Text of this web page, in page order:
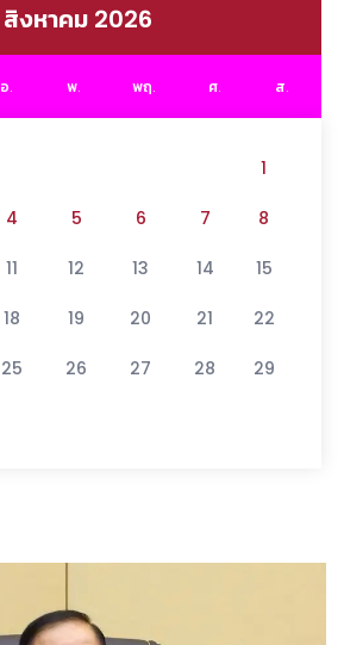
สิงหาคม 2026
อ. พ. พฤ. ศ. ส.
1
4 5 6 7 8
11 12 13 14 15
18 19 20 21 22
25 26 27 28 29